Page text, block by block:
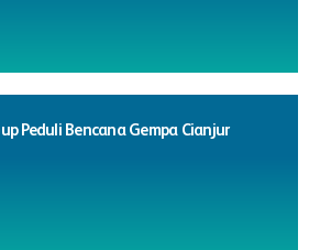
Peduli Bencana Gempa Cianjur